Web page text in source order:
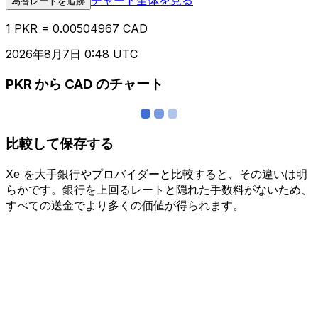
1 PKR = 0.00504967 CAD
2026年8月7日 0:48 UTC
PKR から CAD のチャート
比較して保存する
Xe を大手銀行やプロバイダーと比較すると、その違いは明
らかです。銀行を上回るレートと隠れた手数料がないため、
すべての送金でより多くの価値が得られます。